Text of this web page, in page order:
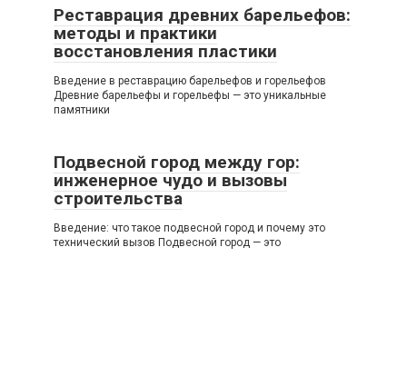
Реставрация древних барельефов:
методы и практики
восстановления пластики
Введение в реставрацию барельефов и горельефов
Древние барельефы и горельефы — это уникальные
памятники
Подвесной город между гор:
инженерное чудо и вызовы
строительства
Введение: что такое подвесной город и почему это
технический вызов Подвесной город — это